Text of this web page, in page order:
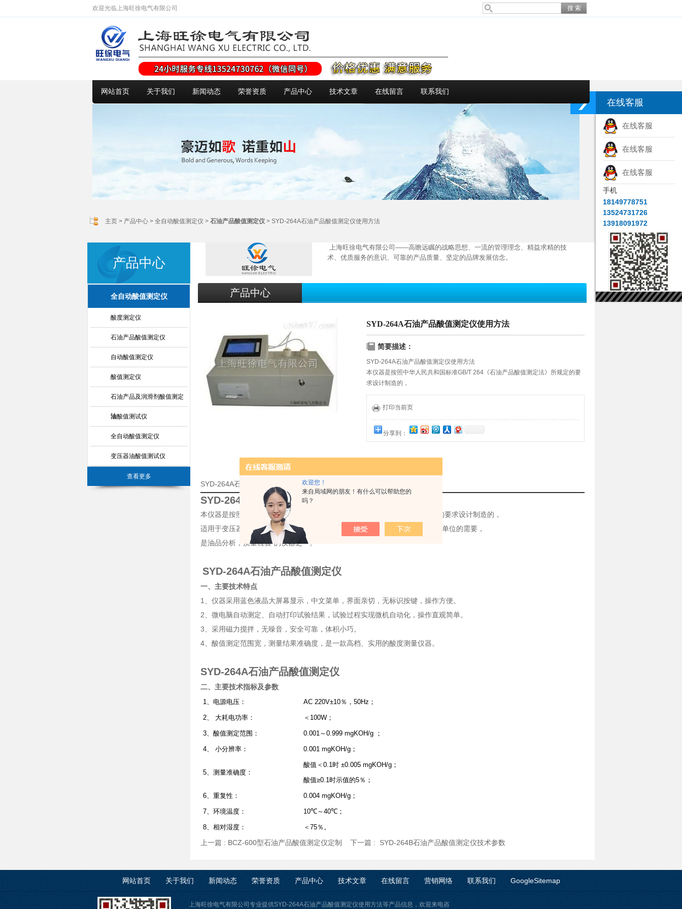
欢迎您！
来自局域网的朋友！有什么可以帮助您的
吗？
欢迎光临上海旺徐电气有限公司
网站首页 关于我们 新闻动态 荣誉资质 产品中心 技术文章 在线留言 联系我们
主页 > 产品中心 > 全自动酸值测定仪 > 石油产品酸值测定仪 > SYD-264A石油产品酸值测定仪使用方法
产品中心
全自动酸值测定仪
酸度测定仪
石油产品酸值测定仪
自动酸值测定仪
酸值测定仪
石油产品及润滑剂酸值测定
法
油酸值测试仪
全自动酸值测定仪
变压器油酸值测试仪
查看更多
上海旺徐电气有限公司——高瞻远瞩的战略思想、一流的管理理念、精益求精的技
术、优质服务的意识、可靠的产品质量、坚定的品牌发展信念。
产品中心
SYD-264A石油产品酸值测定仪使用方法
简要描述：
SYD-264A石油产品酸值测定仪使用方法
本仪器是按照中华人民共和国标准GB/T 264《石油产品酸值测定法》所规定的要
求设计制造的，
适用于变压器油、汽轮机油酸值的测定，可以满足石油炼油厂，发电厂和科研单
位的需要，打印当前页
分享到：
SYD-264A石油产品酸值测定仪使用方法的详细资料：
SYD-264A石油产品酸值测定仪
本仪器是按照中华人民共和国标准GB/T 264《石油产品酸值测定法》所规定的要求设计制造的，
适用于变压器油、汽轮机油酸值的测定，可以满足石油炼油厂，发电厂和科研单位的需要，
是油品分析，质量检验*的仪器之一。
SYD-264A石油产品酸值测定仪
一、主要技术特点
1、仪器采用蓝色液晶大屏幕显示，中文菜单，界面亲切，无标识按键，操作方便。
2、微电脑自动测定、自动打印试验结果，试验过程实现微机自动化，操作直观简单。
3、采用磁力搅拌，无噪音，安全可靠，体积小巧。
4、酸值测定范围宽，测量结果准确度，是一款高档、实用的酸度测量仪器。
SYD-264A石油产品酸值测定仪
二、主要技术指标及参数
1、电源电压： AC 220V±10％，50Hz；
2、 大耗电功率： ＜100W；
3、酸值测定范围： 0.001～0.999 mgKOH/g ；
4、 小分辨率： 0.001 mgKOH/g；
5、测量准确度：
酸值＜0.1时 ±0.005 mgKOH/g；
酸值≥0.1时示值的5％；
6、重复性： 0.004 mgKOH/g；
7、环境温度： 10℃～40℃；
8、相对湿度： ＜75％。
上一篇 : BCZ-600型石油产品酸值测定仪定制 下一篇 : SYD-264B石油产品酸值测定仪技术参数
网站首页 关于我们 新闻动态 荣誉资质 产品中心 技术文章 在线留言 营销网络 联系我们 GoogleSitemap
上海旺徐电气有限公司专业提供SYD-264A石油产品酸值测定仪使用方法等产品信息，欢迎来电咨
在线客服
在线客服
在线客服
在线客服
手机
18149778751
13524731726
13918091972